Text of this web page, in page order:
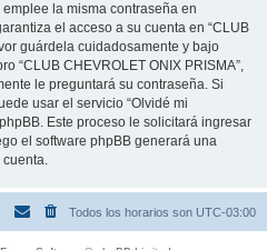
la misma contraseña en
el acceso a su cuenta en “CLUB
guárdela cuidadosamente y bajo
“CLUB CHEVROLET ONIX PRISMA”,
le preguntará su contraseña. Si
usar el servicio “Olvidé mi
Este proceso le solicitará ingresar
el software phpBB generará una
cuenta.
Todos los horarios son UTC-03:00